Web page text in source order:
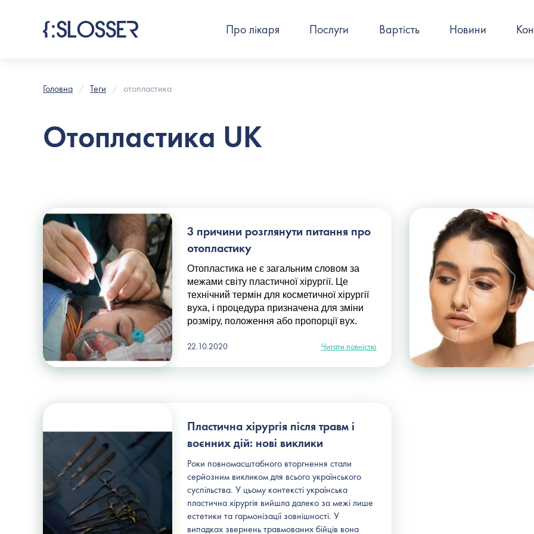
Про лікаря Послуги Вартість Новини
Головна Теги отопластика
Отопластика UK
3 причини розглянути питання про
отопластику
Отопластика не є загальним словом за
межами світу пластичної хірургії. Це
технічний термін для косметичної хірургії
вуха, і процедура призначена для зміни
розміру, положення або пропорції вух.
22.10.2020 Читати повністю
Пластична хірургія після травм і
воєнних дій: нові виклики
Роки повномасштабного вторгнення стали
серйозним викликом для всього українського
суспільства. У цьому контексті українська
пластична хірургія вийшла далеко за межі лише
естетики та гармонізації зовнішності. У
випадках звернень травмованих бійців вона